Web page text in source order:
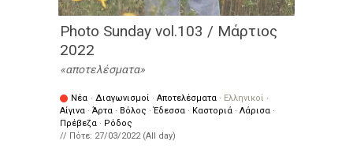
Photo Sunday vol.103 / Μάρτιος
2022
αποτελέσματα
Νέα · Διαγωνισμοί · Αποτελέσματα · Ελληνικοί ·
Αίγινα · Άρτα · Βόλος ·Έδεσσα · Καστοριά · Λάρισα ·
Πρέβεζα · Ρόδος
// Πότε: 27/03/2022 (All day)